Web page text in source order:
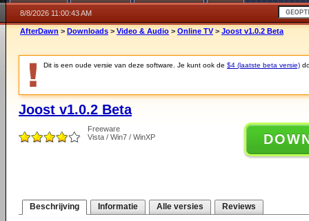
8/8/2026 11:00:43 AM
AfterDawn > Downloads > Video & Audio > Online TV > Joost v1.0.2 Beta
Dit is een oude versie van deze software. Je kunt ook de $4 (laatste beta versie)
Joost v1.0.2 Beta
Freeware
Vista / Win7 / WinXP
Beschrijving Informatie Alle versies Reviews